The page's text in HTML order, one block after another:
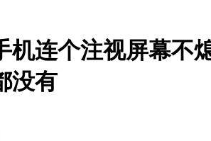
机连个注视屏幕不
没有